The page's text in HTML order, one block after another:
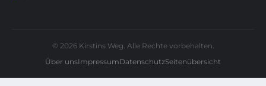
© 2026 Kirstins Weg. Alle Rechte vorbehalten.
Über unsImpressumDatenschutzSeitenübersicht